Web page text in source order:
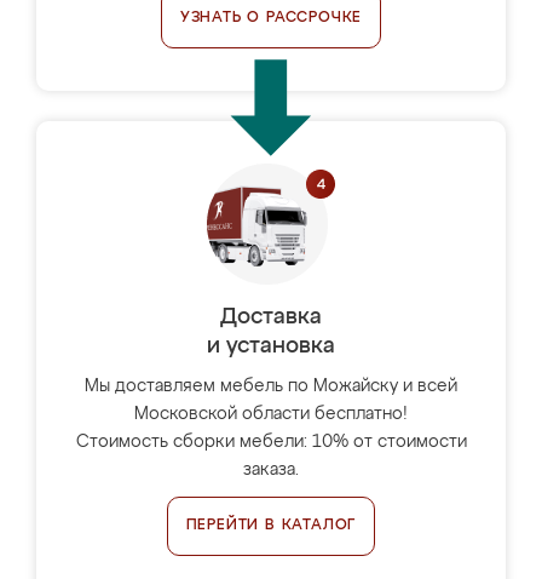
УЗНАТЬ О РАССРОЧКЕ
Доставка
и установка
Мы доставляем мебель по Можайску и всей
Московской области бесплатно!
Стоимость сборки мебели: 10% от стоимости
заказа.
ПЕРЕЙТИ В КАТАЛОГ